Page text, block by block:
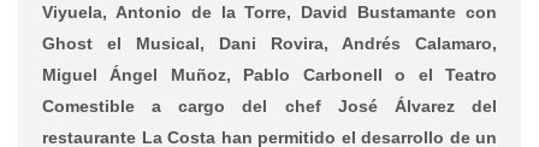
Viyuela, Antonio de la Torre, David Bustamante con
Ghost el Musical, Dani Rovira, Andrés Calamaro,
Miguel Ángel Muñoz, Pablo Carbonell o el Teatro
Comestible a cargo del chef José Álvarez del
restaurante La Costa han permitido el desarrollo de un